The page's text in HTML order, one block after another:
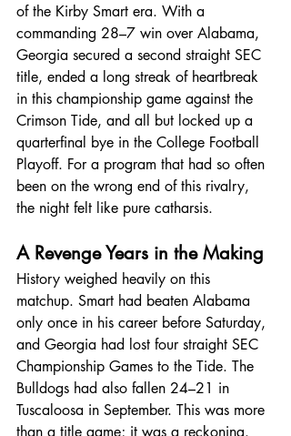
of the Kirby Smart era. With a
commanding 28–7 win over Alabama,
Georgia secured a second straight SEC
title, ended a long streak of heartbreak
in this championship game against the
Crimson Tide, and all but locked up a
quarterfinal bye in the College Football
Playoff. For a program that had so often
been on the wrong end of this rivalry,
the night felt like pure catharsis.
A Revenge Years in the Making
History weighed heavily on this
matchup. Smart had beaten Alabama
only once in his career before Saturday,
and Georgia had lost four straight SEC
Championship Games to the Tide. The
Bulldogs had also fallen 24–21 in
Tuscaloosa in September. This was more
than a title game; it was a reckoning.